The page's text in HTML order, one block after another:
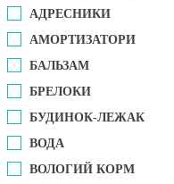
АДРЕСНИКИ
АМОРТИЗАТОРИ
БАЛЬЗАМ
БРЕЛОКИ
БУДИНОК-ЛЕЖАК
ВОДА
ВОЛОГИЙ КОРМ